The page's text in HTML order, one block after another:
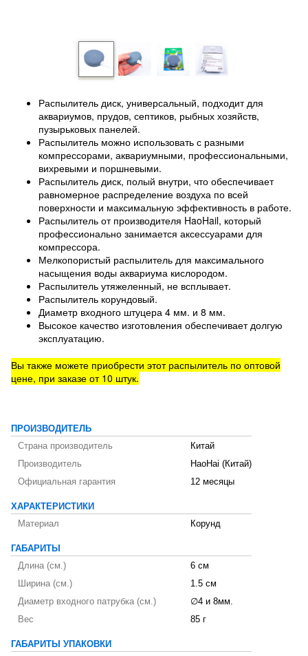
Распылитель диск, универсальный, подходит для
аквариумов, прудов, септиков, рыбных хозяйств,
пузырьковых панелей.
Распылитель можно использовать с разными
компрессорами, аквариумными, профессиональными,
вихревыми и поршневыми.
Распылитель диск, полый внутри, что обеспечивает
равномерное распределение воздуха по всей
поверхности и максимальную эффективность в работе.
Распылитель от производителя HaoHail, который
профессионально занимается аксессуарами для
компрессора.
Мелкопористый распылитель для максимального
насыщения воды аквариума кислородом.
Распылитель утяжеленный, не всплывает.
Распылитель корундовый.
Диаметр входного штуцера 4 мм. и 8 мм.
Высокое качество изготовления обеспечивает долгую
эксплуатацию.
Вы также можете приобрести этот распылитель по оптовой
цене, при заказе от 10 штук.
ПРОИЗВОДИТЕЛЬ
Страна производитель
Китай
Производитель
HaoHai (Китай)
Официальная гарантия
12 месяцы
ХАРАКТЕРИСТИКИ
Материал
Корунд
ГАБАРИТЫ
Длина (см.)
6 см
Ширина (см.)
1.5 см
Диаметр входного патрубка (см.)
∅4 и 8мм.
Вес
85 г
ГАБАРИТЫ УПАКОВКИ